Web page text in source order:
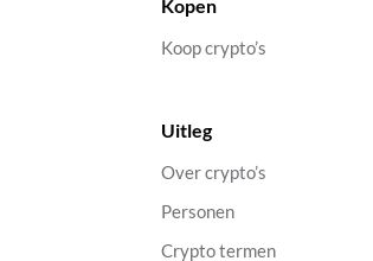
Kopen
Koop crypto’s
Uitleg
Over crypto’s
Personen
Crypto termen